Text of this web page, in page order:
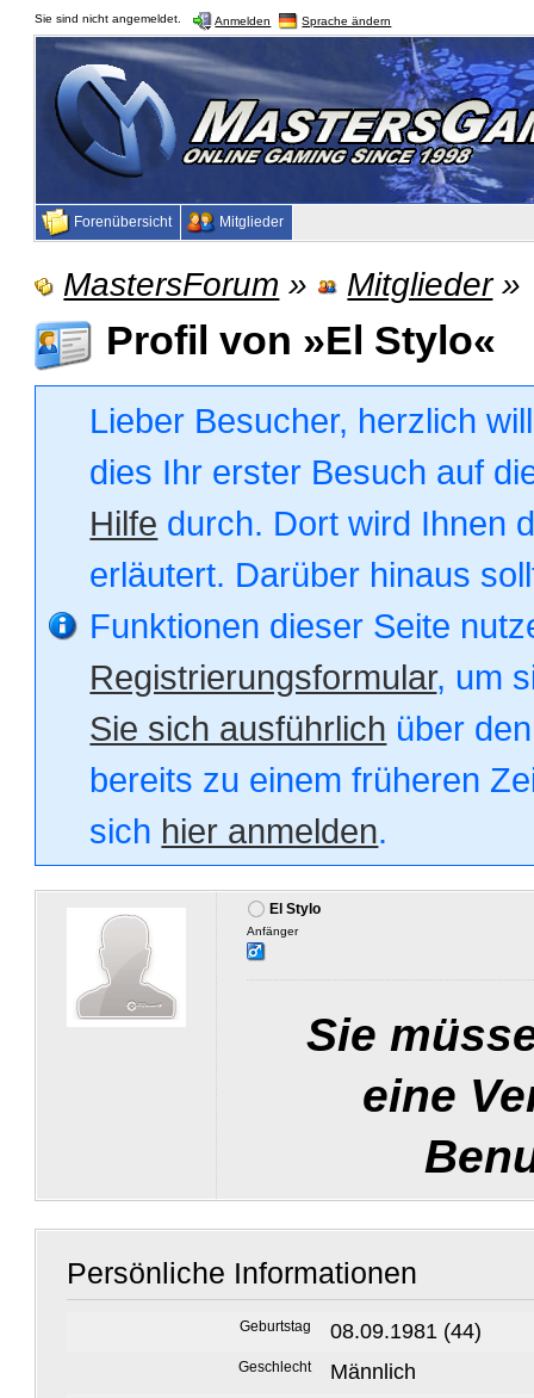
Sie sind nicht angemeldet. Anmelden Sprache ändern
Forenübersicht Mitglieder
MastersForum » Mitglieder»
Profil von »El Stylo«
Lieber Besucher, herzlich
dies Ihr erster Besuch auf
Hilfe durch. Dort wird Ihnen
erläutert. Darüber hinaus
Funktionen dieser Seite
Registrierungsformular, um
Sie sich ausführlich über
bereits zu einem früheren
sich hier anmelden.
El Stylo
Anfänger
Sie
eine
Persönliche Informationen
Geburtstag 08.09.1981 (44)
Geschlecht Männlich